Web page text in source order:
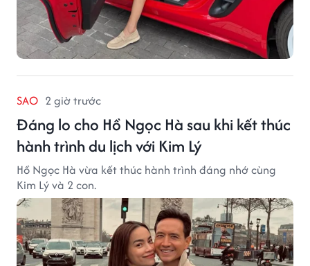
SAO 2 giờ trước
Đáng lo cho Hồ Ngọc Hà sau khi kết thúc
hành trình du lịch với Kim Lý
Hồ Ngọc Hà vừa kết thúc hành trình đáng nhớ cùng
Kim Lý và 2 con.